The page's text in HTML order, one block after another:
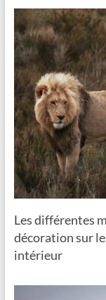
Les différentes
décoration sur le
intérieur